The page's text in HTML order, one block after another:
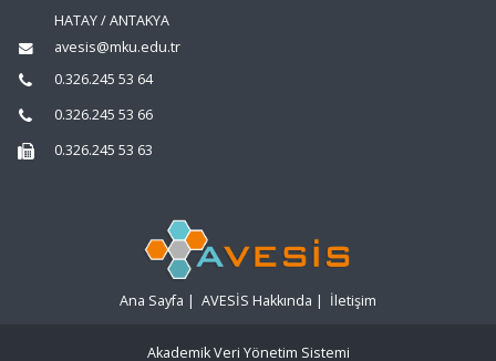
HATAY / ANTAKYA
avesis@mku.edu.tr
0.326.245 53 64
0.326.245 53 66
0.326.245 53 63
Ana Sayfa | AVESİS Hakkında | İletişim
Akademik Veri Yönetim Sistemi